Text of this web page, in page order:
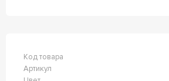
Код товара
Артикул